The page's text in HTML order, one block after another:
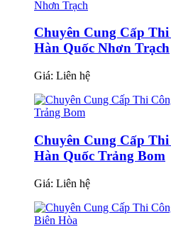
Chuyên Cung Cấp
Hàn Quốc Nhơn Trạch
Giá: Liên hệ
Chuyên Cung Cấp
Hàn Quốc Trảng Bom
Giá: Liên hệ